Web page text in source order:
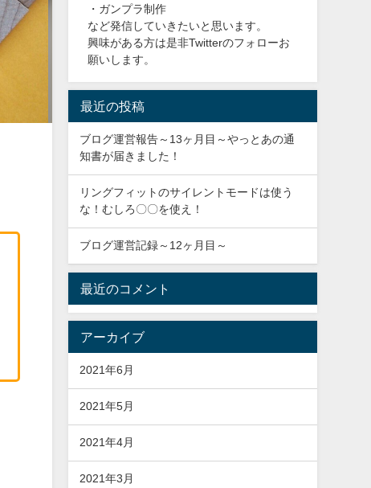
・ガンプラ制作
など発信していきたいと思います。
興味がある方は是非Twitterのフォローお
願いします。
最近の投稿
ブログ運営報告～13ヶ月目～やっとあの通
知書が届きました！
リングフィットのサイレントモードは使う
な！むしろ〇〇を使え！
ブログ運営記録～12ヶ月目～
最近のコメント
アーカイブ
2021年6月
2021年5月
2021年4月
2021年3月